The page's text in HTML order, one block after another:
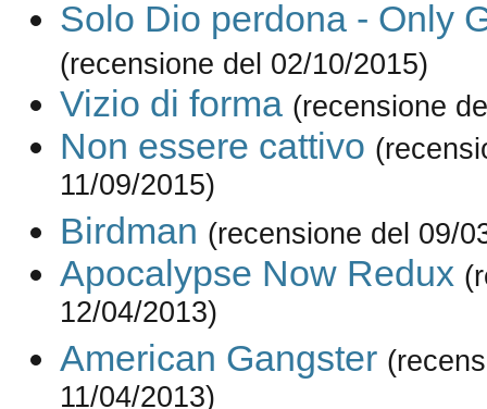
Solo Dio perdona - Only
(recensione del 02/10/2015)
Vizio di forma (recensione
Non essere cattivo
11/09/2015)
Birdman (recensione del 09/
Apocalypse Now Redux
12/04/2013)
American Gangster
11/04/2013)